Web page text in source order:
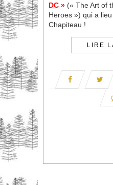
DC » (« The Art of
Heroes ») qui a lieu
Chapiteau !
LIRE